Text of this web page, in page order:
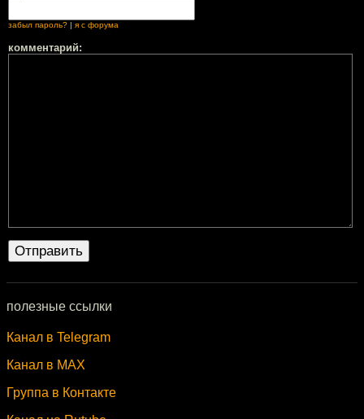
забыл пароль? я с форума
комментарий:
полезные ссылки
Канал в Telegram
Канал в MAX
Группа в Контакте